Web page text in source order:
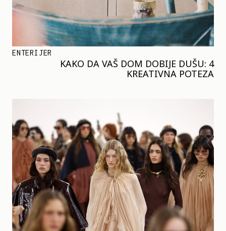
ENTERIJER
KAKO DA VAŠ DOM DOBIJE DUŠU: 4
KREATIVNA POTEZA